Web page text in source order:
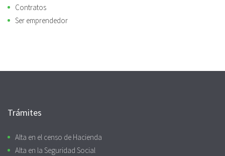
Contratos
Ser emprendedor
Trámites
Alta en el censo de Hacienda
Alta en la Seguridad Social